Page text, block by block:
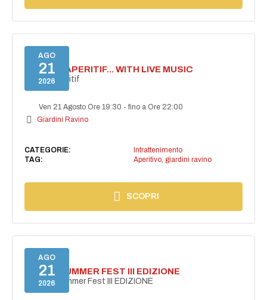
AGO
21
2026
SECRET APERITIF... WITH LIVE MUSIC
Secret aperitif
Ven 21 Agosto Ore 19:30 -fino a Ore 22:00
Giardini Ravino
CATEGORIE:
Intrattenimento
TAG:
Aperitivo, giardini ravino
SCOPRI
AGO
21
2026
PANZA SUMMER FEST III EDIZIONE
PANZA Summer Fest III EDIZIONE